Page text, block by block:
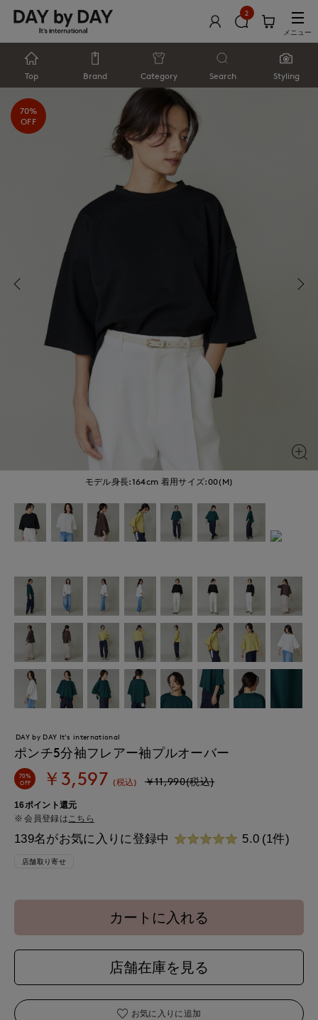
2
メニュー
Top Brand Category Search Styling
モデル身長:164cm 着用サイズ:00(M)
70%
OFF
DAY by DAY It's international
ポンチ5分袖フレアー袖プルオーバー
70%
OFF
￥3,597 (税込) ￥11,990(税込)
16ポイント還元
会員登録は こちら
139名がお気に入りに登録中 5.0 (1件)
店舗取り寄せ
カートに入れる
店舗在庫を見る
お気に入りに追加